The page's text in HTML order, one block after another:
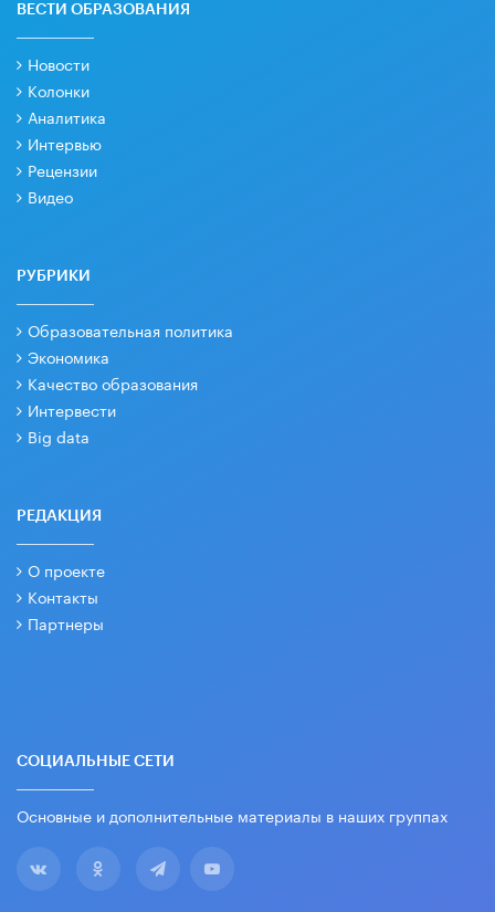
ВЕСТИ ОБРАЗОВАНИЯ
Новости
Колонки
Аналитика
Интервью
Рецензии
Видео
РУБРИКИ
Образовательная политика
Экономика
Качество образования
Интервести
Big data
РЕДАКЦИЯ
О проекте
Контакты
Партнеры
СОЦИАЛЬНЫЕ СЕТИ
Основные и дополнительные материалы в наших группах